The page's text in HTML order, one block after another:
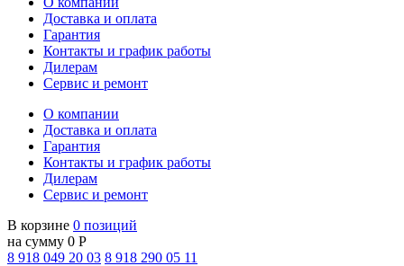
Доставка и оплата
Гарантия
Контакты и график работы
Дилерам
Сервис и ремонт
О компании
Доставка и оплата
Гарантия
Контакты и график работы
Дилерам
Сервис и ремонт
В корзине 0 позиций
на сумму 0 Р
8 918 049 20 03 8 918 290 05 11